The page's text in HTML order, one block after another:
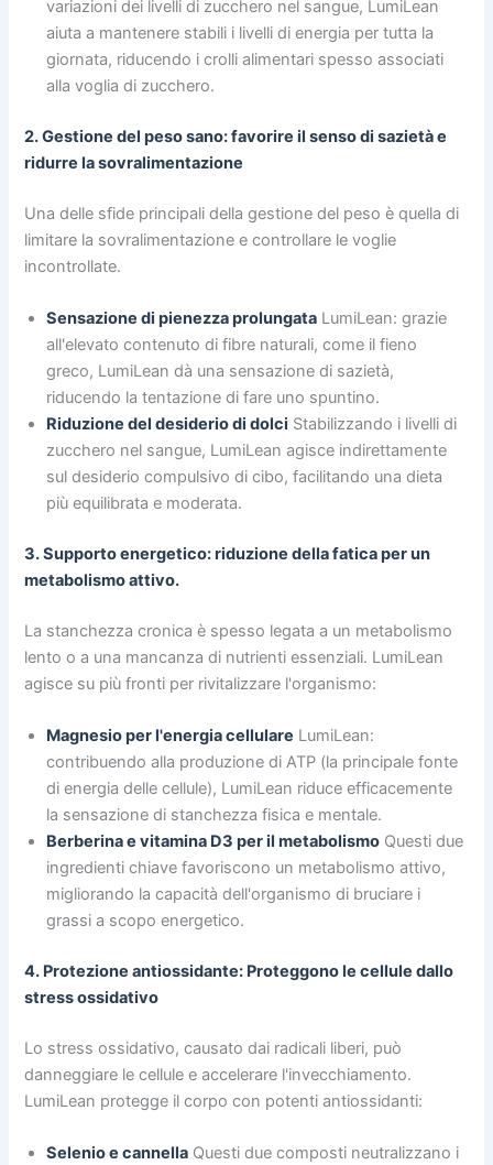
variazioni dei livelli di zucchero nel sangue, LumiLean
aiuta a mantenere stabili i livelli di energia per tutta la
giornata, riducendo i crolli alimentari spesso associati
alla voglia di zucchero.
2. Gestione del peso sano: favorire il senso di sazietà e
ridurre la sovralimentazione
Una delle sfide principali della gestione del peso è quella di
limitare la sovralimentazione e controllare le voglie
incontrollate.
Sensazione di pienezza prolungata LumiLean: grazie
all'elevato contenuto di fibre naturali, come il fieno
greco, LumiLean dà una sensazione di sazietà,
riducendo la tentazione di fare uno spuntino.
Riduzione del desiderio di dolci Stabilizzando i livelli di
zucchero nel sangue, LumiLean agisce indirettamente
sul desiderio compulsivo di cibo, facilitando una dieta
più equilibrata e moderata.
3. Supporto energetico: riduzione della fatica per un
metabolismo attivo.
La stanchezza cronica è spesso legata a un metabolismo
lento o a una mancanza di nutrienti essenziali. LumiLean
agisce su più fronti per rivitalizzare l'organismo:
Magnesio per l'energia cellulare LumiLean:
contribuendo alla produzione di ATP (la principale fonte
di energia delle cellule), LumiLean riduce efficacemente
la sensazione di stanchezza fisica e mentale.
Berberina e vitamina D3 per il metabolismo Questi due
ingredienti chiave favoriscono un metabolismo attivo,
migliorando la capacità dell'organismo di bruciare i
grassi a scopo energetico.
4. Protezione antiossidante: Proteggono le cellule dallo
stress ossidativo
Lo stress ossidativo, causato dai radicali liberi, può
danneggiare le cellule e accelerare l'invecchiamento.
LumiLean protegge il corpo con potenti antiossidanti:
Selenio e cannella Questi due composti neutralizzano i